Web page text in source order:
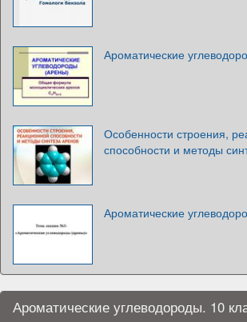
Ароматические
Особенности строения,
способности и методы
Ароматические
Ароматические углеводороды. 10